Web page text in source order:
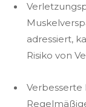
adressiert,
Risiko von
Verbesserte